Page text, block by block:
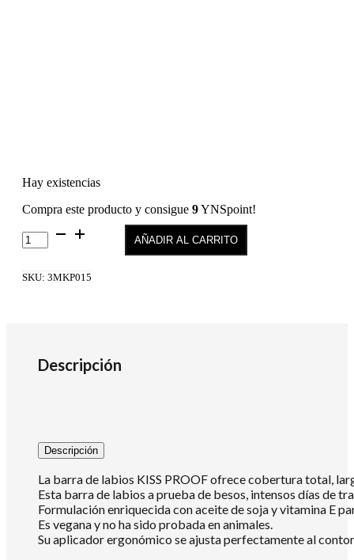
Hay existencias
Compra este producto y consigue 9YNSpoint!
Kiss
Proof
15
AÑADIR AL CARRITO
SKU: 3MKP015
Descripción
Descripción
La barra de labios KISS PROOF ofrece cobertura total,
Esta barra de labios a prueba de besos, intensos días de
Formulación enriquecida con aceite de soja y vitamina E
Es vegana y no ha sido probada en animales.
Su aplicador ergonómico se ajusta perfectamente al